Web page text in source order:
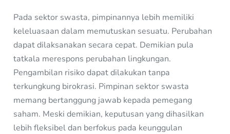
Pada sektor swasta, pimpinannya lebih memiliki
keleluasaan dalam memutuskan sesuatu. Perubahan
dapat dilaksanakan secara cepat. Demikian pula
tatkala merespons perubahan lingkungan.
Pengambilan risiko dapat dilakukan tanpa
terkungkung birokrasi. Pimpinan sektor swasta
memang bertanggung jawab kepada pemegang
saham. Meski demikian, keputusan yang dihasilkan
lebih fleksibel dan berfokus pada keunggulan